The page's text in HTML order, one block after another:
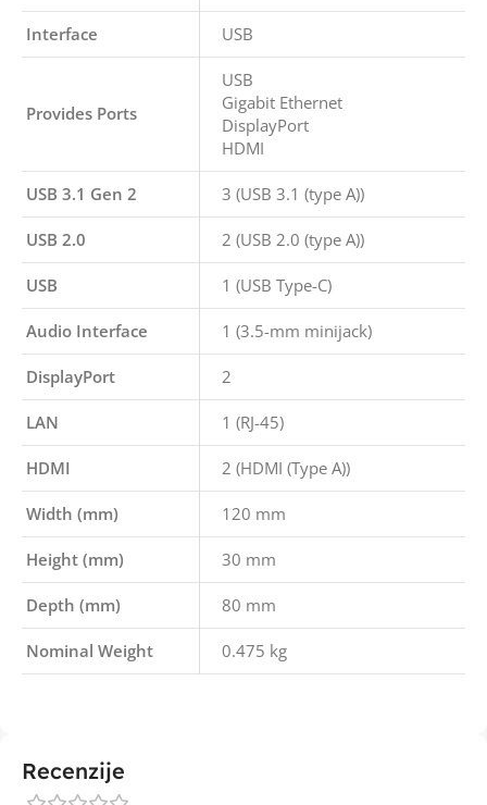
Interface USB
Provides Ports
USB
Gigabit Ethernet
DisplayPort
HDMI
USB 3.1 Gen 2 3 (USB 3.1 (type A))
USB 2.0 2 (USB 2.0 (type A))
USB 1 (USB Type-C)
Audio Interface 1 (3.5-mm minijack)
DisplayPort 2
LAN 1 (RJ-45)
HDMI 2 (HDMI (Type A))
Width (mm) 120 mm
Height (mm) 30 mm
Depth (mm) 80 mm
Nominal Weight 0.475 kg
Recenzije